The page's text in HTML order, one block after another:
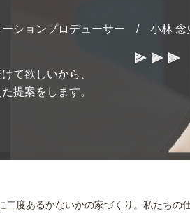
ーションプロデューサー / 小林 念
て欲しいから、
提案をします。
二度あるかないかの家づくり。私たちの